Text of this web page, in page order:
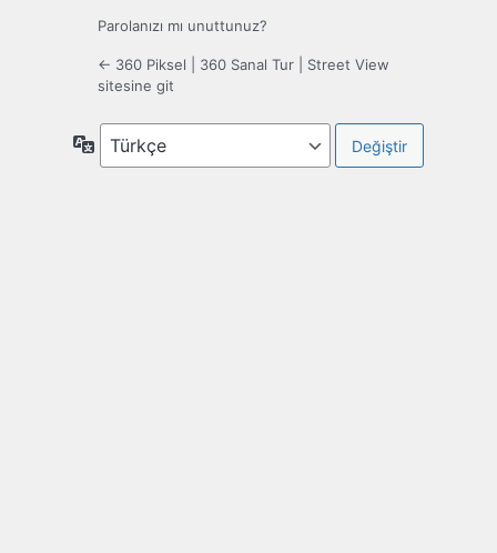
Parolanızı mı unuttunuz?
← 360 Piksel | 360 Sanal Tur | Street View
sitesine git
Dil